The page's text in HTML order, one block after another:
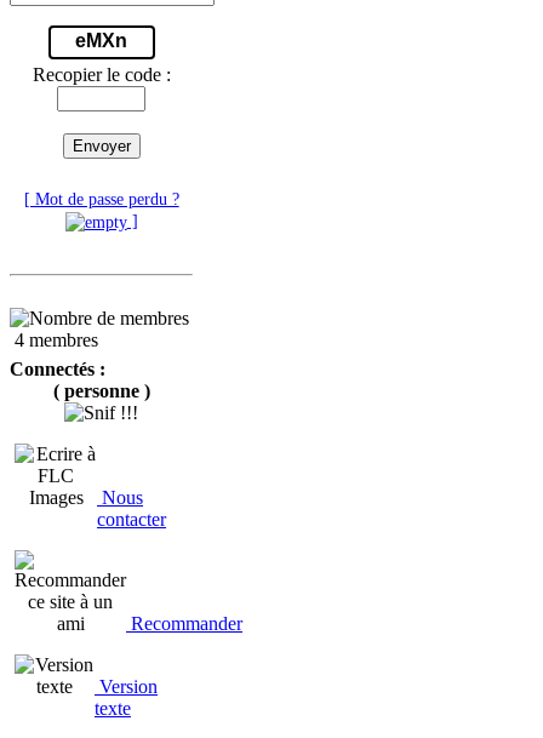
eMXn
Recopier le code :
Envoyer
[ Mot de passe perdu ?
]
4 membres
Connectés :
( personne )
Nous
contacter
Recommander
Version
texte